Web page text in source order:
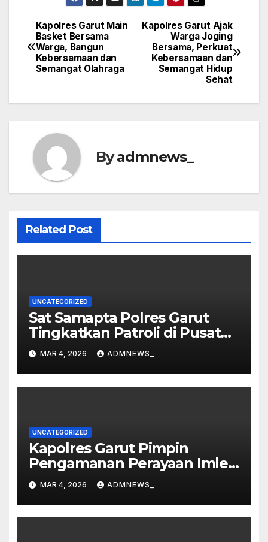
Post
navigation
Kapolres Garut Ajak
Warga Joging
Bersama, Perkuat
Kebersamaan dan
Semangat Hidup
Sehat
Kapolres Garut Main
Basket Bersama
Warga, Bangun
Kebersamaan dan
Semangat Olahraga
Byadmnews_
Related Post
UNCATEGORIZED
Sat Samapta Polres Garut
Tingkatkan Patroli di Pusat
Perbelanjaan
MAR 4, 2026 ADMNEWS_
UNCATEGORIZED
Kapolres Garut Pimpin
Pengamanan Perayaan Imlek
dan Malam Cap Go Meh
2577/2026 di Vihara Dharma
Loka
MAR 4, 2026 ADMNEWS_